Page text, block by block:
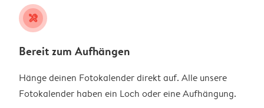
tools
Bereit zum Aufhängen
Hänge deinen Fotokalender direkt auf. Alle unsere
Fotokalender haben ein Loch oder eine Aufhängung.